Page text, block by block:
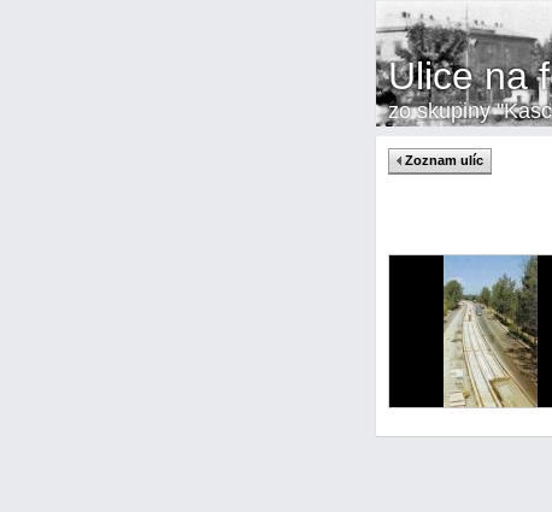
Ulice na
zo skupiny
Zoznam ulíc